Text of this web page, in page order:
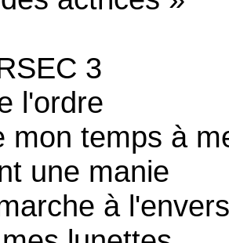
3
l'ordre
mon temps à
une manie
à l'envers